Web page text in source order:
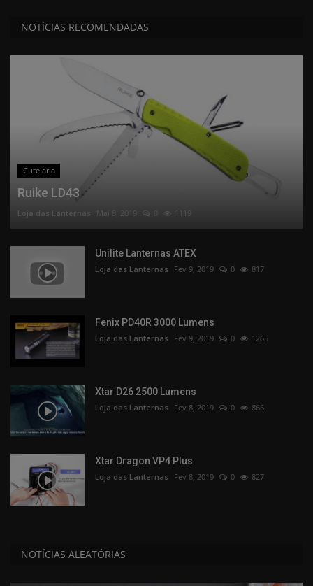
NOTÍCIAS RECOMENDADAS
Cutelaria
Ruike LD43
Loja das Lanternas Mai 8, 2019 0 1119
Unilite Lanternas ATEX
Loja das Lanternas Fev 9, 2019 0 817
Fenix PD40R 3000 Lumens
Loja das Lanternas Fev 9, 2019 0 1265
Xtar D26 2500 Lumens
Loja das Lanternas Fev 8, 2019 0 866
Xtar Dragon VP4 Plus
Loja das Lanternas Fev 8, 2019 0 827
NOTÍCIAS ALEATÓRIAS